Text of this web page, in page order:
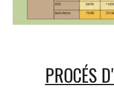
PROCÉS